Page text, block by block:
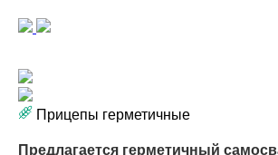
Прицепы герметичные
Предлагается герметичный